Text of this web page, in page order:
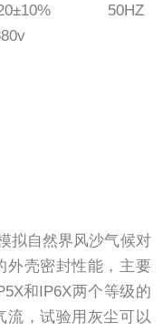
50HZ
拟自然界风沙气候对
外壳密封性能，主要
和IP6X两个等级的
流，试验用灰尘可以